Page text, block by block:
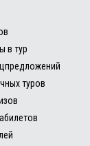
в тур
туров